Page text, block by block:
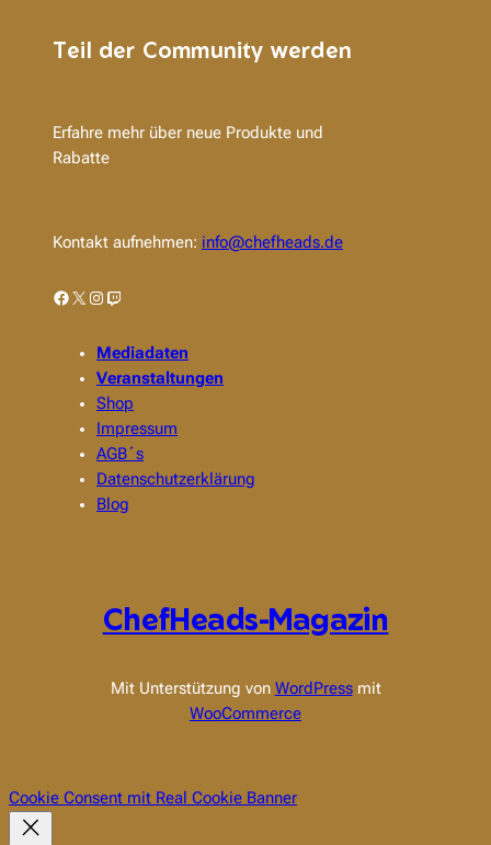
Teil der Community werden
Erfahre mehr über neue Produkte und
Rabatte
Kontakt aufnehmen: info@chefheads.de
Facebook X Instagram Twitch
Mediadaten
Veranstaltungen
Shop
Impressum
AGB´s
Datenschutzerklärung
Blog
ChefHeads-Magazin
Mit Unterstützung von WordPressmit
WooCommerce
Cookie Consent mit Real Cookie Banner